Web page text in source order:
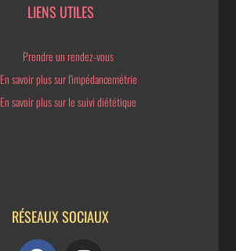
LIENS UTILES
Prendre un rendez-vous
En savoir plus sur l'impédancemétrie
En savoir plus sur le suivi diététique
RÉSEAUX SOCIAUX